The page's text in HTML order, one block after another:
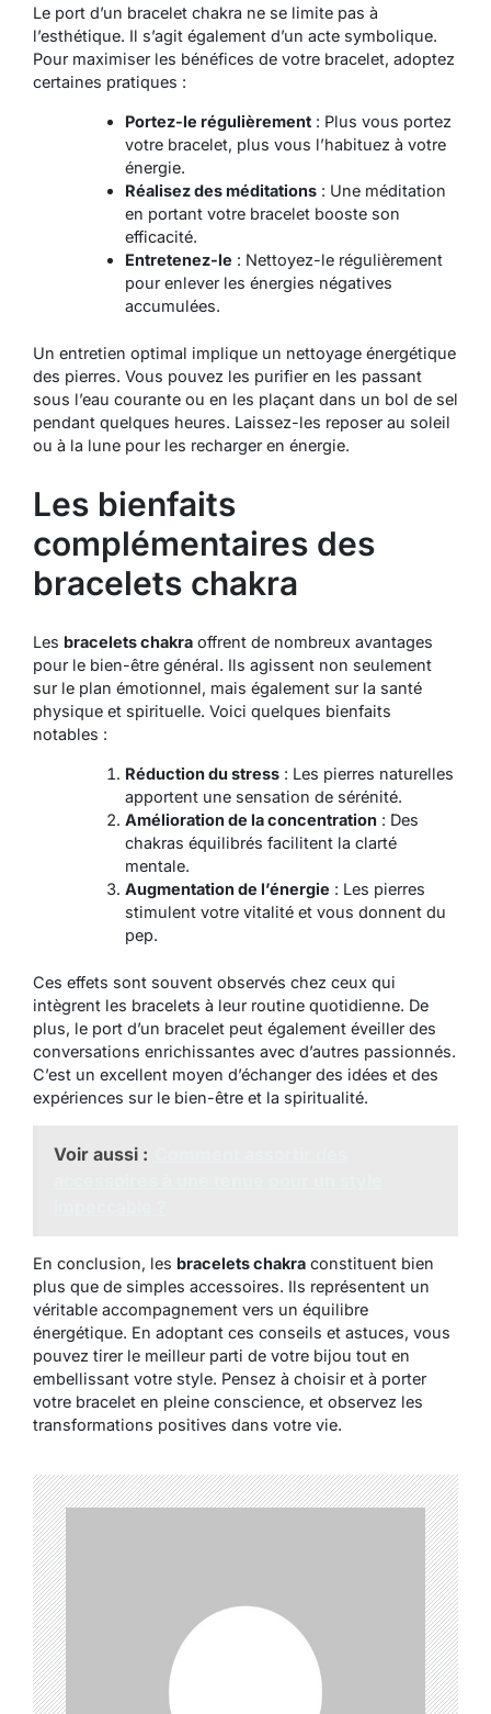
Le port d’un bracelet chakra ne se limite pas à
l’esthétique. Il s’agit également d’un acte symbolique.
Pour maximiser les bénéfices de votre bracelet, adoptez
certaines pratiques :
Portez-le régulièrement: Plus vous portez
votre bracelet, plus vous l’habituez à votre
énergie.
Réalisez des méditations: Une méditation
en portant votre bracelet booste son
efficacité.
Entretenez-le : Nettoyez-le régulièrement
pour enlever les énergies négatives
accumulées.
Un entretien optimal implique un nettoyage énergétique
des pierres. Vous pouvez les purifier en les passant
sous l’eau courante ou en les plaçant dans un bol de sel
pendant quelques heures. Laissez-les reposer au soleil
ou à la lune pour les recharger en énergie.
Les bienfaits
complémentaires des
bracelets chakra
Les bracelets chakra offrent de nombreux avantages
pour le bien-être général. Ils agissent non seulement
sur le plan émotionnel, mais également sur la santé
physique et spirituelle. Voici quelques bienfaits
notables :
Réduction du stress: Les pierres naturelles
apportent une sensation de sérénité.
Amélioration de la concentration: Des
chakras équilibrés facilitent la clarté
mentale.
Augmentation de l’énergie : Les pierres
stimulent votre vitalité et vous donnent du
pep.
Ces effets sont souvent observés chez ceux qui
intègrent les bracelets à leur routine quotidienne. De
plus, le port d’un bracelet peut également éveiller des
conversations enrichissantes avec d’autres passionnés.
C’est un excellent moyen d’échanger des idées et des
expériences sur le bien-être et la spiritualité.
Voir aussi :
En conclusion, les bracelets chakra constituent bien
plus que de simples accessoires. Ils représentent un
véritable accompagnement vers un équilibre
énergétique. En adoptant ces conseils et astuces, vous
pouvez tirer le meilleur parti de votre bijou tout en
embellissant votre style. Pensez à choisir et à porter
votre bracelet en pleine conscience, et observez les
transformations positives dans votre vie.